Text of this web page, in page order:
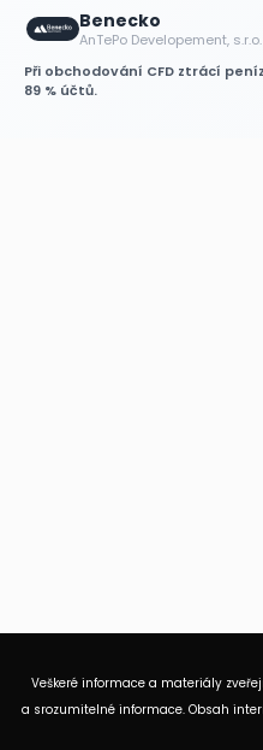
Benecko
AnTePo Developement, s.r.o.
Při obchodování CFD ztrácí
89 % účtů.
Veškeré informace a materiály
a srozumitelné informace. Obsah